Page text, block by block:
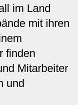
im Land
mit ihren
finden
Mitarbeiter
und